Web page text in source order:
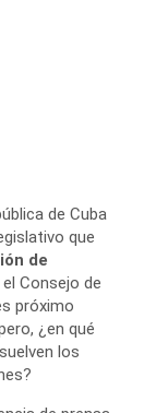
de Cuba
que
de
Consejo de
próximo
¿en qué
los